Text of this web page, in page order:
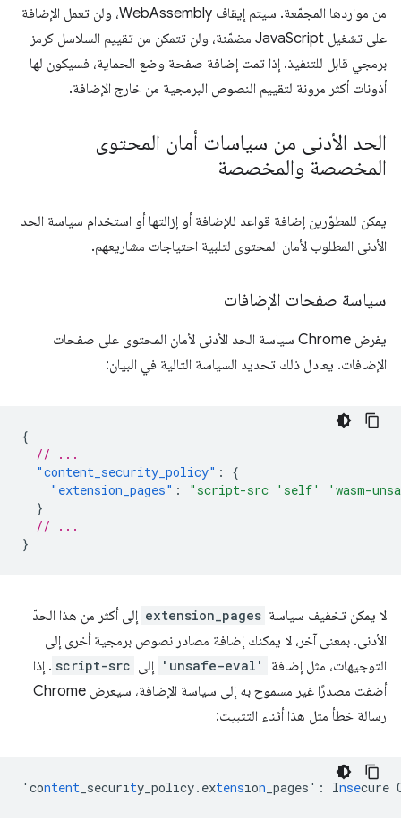
من مواردها المجمّعة. سيتم إيقاف WebAssembly، ولن تعمل الإضافة
على تشغيل JavaScript مضمّنة، ولن تتمكن من تقييم السلاسل كرمز
برمجي قابل للتنفيذ. إذا تمت إضافة صفحة وضع الحماية، فسيكون لها
أذونات أكثر مرونة لتقييم النصوص البرمجية من خارج الإضافة.
الحد الأدنى من سياسات أمان المحتوى
المخصصة والمخصصة
يمكن للمطوّرين إضافة قواعد للإضافة أو إزالتها أو استخدام سياسة الحد
الأدنى المطلوب لأمان المحتوى لتلبية احتياجات مشاريعهم.
سياسة صفحات الإضافات
يفرض Chrome سياسة الحد الأدنى لأمان المحتوى على صفحات
الإضافات. يعادل ذلك تحديد السياسة التالية في البيان:
{
// ...
"content_security_policy" :
{
"extension_pages" :
"script-src 'self' 'wasm-
}
// ...
}
لا يمكن تخفيف سياسة extension_pages إلى أكثر من هذا الحدّ
الأدنى. بمعنى آخر، لا يمكنك إضافة مصادر نصوص برمجية أخرى إلى
التوجيهات، مثل إضافة
'unsafe-eval' إلى script-src . إذا
أضفت مصدرًا غير مسموح به إلى سياسة الإضافة، سيعرض Chrome
رسالة خطأ مثل هذا أثناء التثبيت:
'content _security_policy.extension _pages' : Insecure